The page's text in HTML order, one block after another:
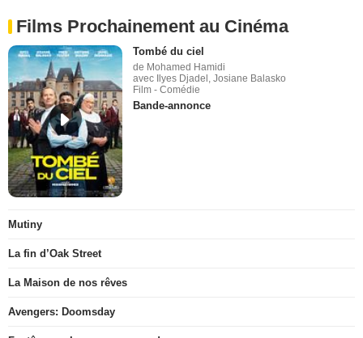
Films Prochainement au Cinéma
Tombé du ciel
de Mohamed Hamidi
avec Ilyes Djadel, Josiane Balasko
Film - Comédie
Bande-annonce
Mutiny
La fin d’Oak Street
La Maison de nos rêves
Avengers: Doomsday